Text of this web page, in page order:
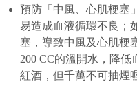
預防「中風、心肌梗塞
易造成血液循環不良；
塞，導致中風及心肌梗
200 CC的溫開水，降
紅酒，但千萬不可抽煙